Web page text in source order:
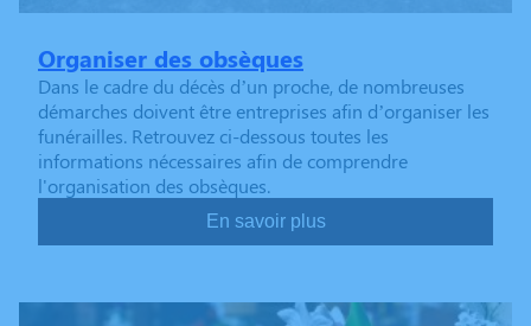
Organiser des obsèques
Dans le cadre du décès d’un proche, de nombreuses
démarches doivent être entreprises afin d’organiser les
funérailles. Retrouvez ci-dessous toutes les
informations nécessaires afin de comprendre
l'organisation des obsèques.
En savoir plus